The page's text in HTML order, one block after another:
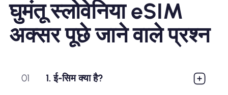
घुमंतू स्लोवेनिया eSIM
अक्सर पूछे जाने वाले प्रश्न
01 1. ई-सिम क्या है?